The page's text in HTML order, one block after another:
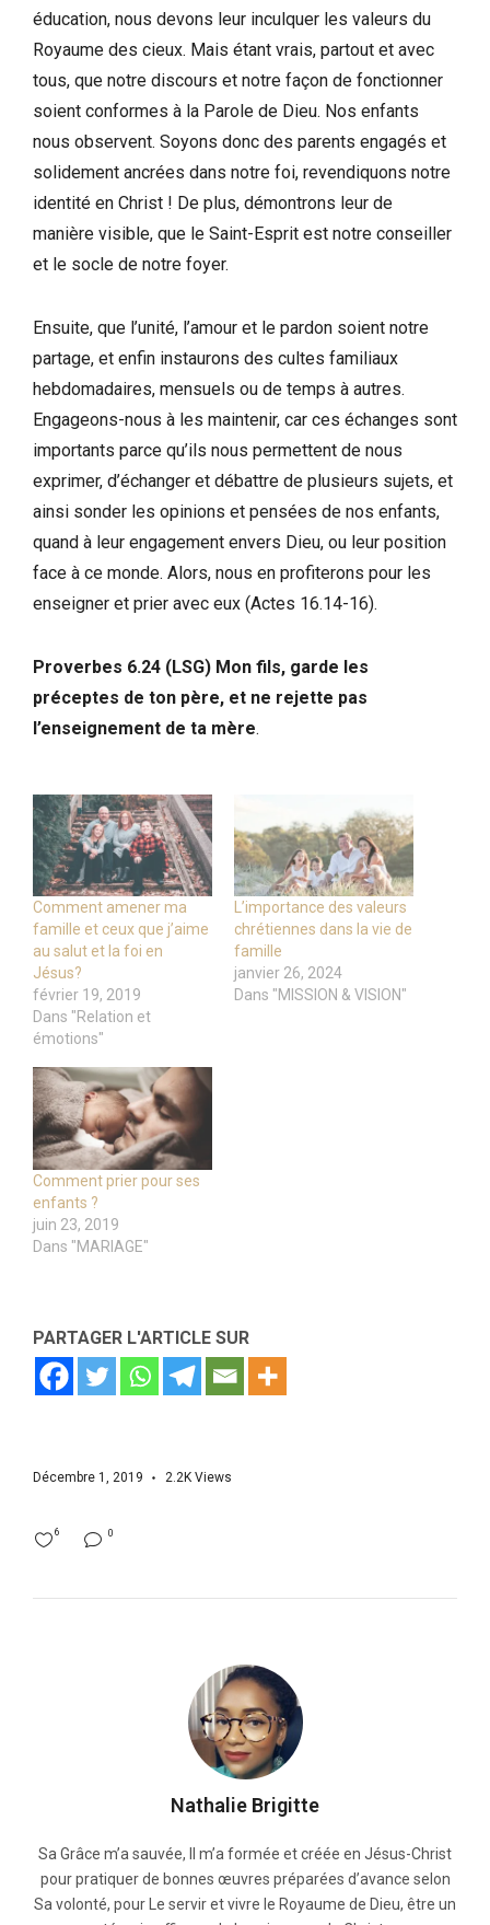
éducation, nous devons leur inculquer les valeurs du
Royaume des cieux. Mais étant vrais, partout et avec
tous, que notre discours et notre façon de fonctionner
soient conformes à la Parole de Dieu. Nos enfants
nous observent. Soyons donc des parents engagés et
solidement ancrées dans notre foi, revendiquons notre
identité en Christ ! De plus, démontrons leur de
manière visible, que le Saint-Esprit est notre conseiller
et le socle de notre foyer.
Ensuite, que l’unité, l’amour et le pardon soient notre
partage, et enfin instaurons des cultes familiaux
hebdomadaires, mensuels ou de temps à autres.
Engageons-nous à les maintenir, car ces échanges sont
importants parce qu’ils nous permettent de nous
exprimer, d’échanger et débattre de plusieurs sujets, et
ainsi sonder les opinions et pensées de nos enfants,
quand à leur engagement envers Dieu, ou leur position
face à ce monde. Alors, nous en profiterons pour les
enseigner et prier avec eux (Actes 16.14-16).
Proverbes 6.24 (LSG) Mon fils, garde les
préceptes de ton père, et ne rejette pas
l’enseignement de ta mère.
Comment amener ma
famille et ceux que j’aime
au salut et la foi en
Jésus?
février 19, 2019
Dans "Relation et
émotions"
L’importance des valeurs
chrétiennes dans la vie de
famille
janvier 26, 2024
Dans "MISSION & VISION"
Comment prier pour ses
enfants ?
juin 23, 2019
Dans "MARIAGE"
PARTAGER L'ARTICLE SUR
Décembre 1, 2019 2.2K Views
0
6
Nathalie Brigitte
Sa Grâce m’a sauvée, Il m’a formée et créée en Jésus-Christ
pour pratiquer de bonnes œuvres préparées d’avance selon
Sa volonté, pour Le servir et vivre le Royaume de Dieu, être un